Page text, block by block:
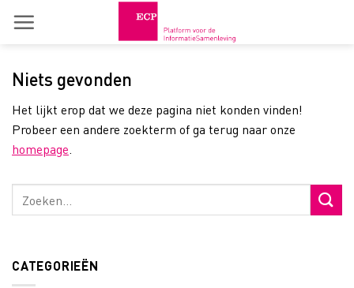
Niets gevonden
Het lijkt erop dat we deze pagina niet konden vinden!
Probeer een andere zoekterm of ga terug naar onze
homepage
CATEGORIEËN